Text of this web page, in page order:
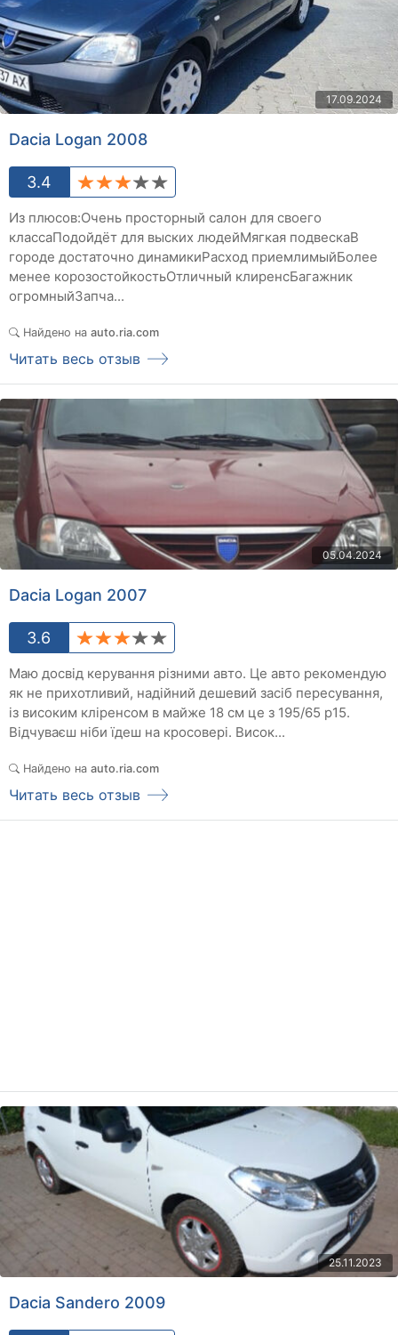
17.09.2024
Dacia Logan 2008
3.4
Из плюсов:Очень просторный салон для своего
классаПодойдёт для выских людейМягкая подвескаВ
городе достаточно динамикиРасход приемлимыйБолее
менее корозостойкостьОтличный клиренсБагажник
огромныйЗапча...
Найдено на auto.ria.com
Читать весь отзыв
05.04.2024
Dacia Logan 2007
3.6
Маю досвід керування різними авто. Це авто рекомендую
як не прихотливий, надійний дешевий засіб пересування,
із високим кліренсом в майже 18 см це з 195/65 р15.
Відчуваєш ніби їдеш на кросовері. Висок...
Найдено на auto.ria.com
Читать весь отзыв
25.11.2023
Dacia Sandero 2009